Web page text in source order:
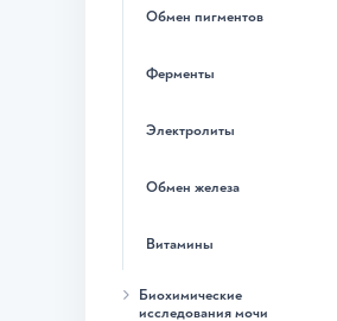
Обмен пигментов
Ферменты
Электролиты
Обмен железа
Витамины
Биохимические
исследования мочи